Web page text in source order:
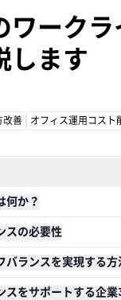
ワーク
します
改善 オフィス運用コスト
何か？
スの必要性
バランスを実現する方
スをサポートする企業